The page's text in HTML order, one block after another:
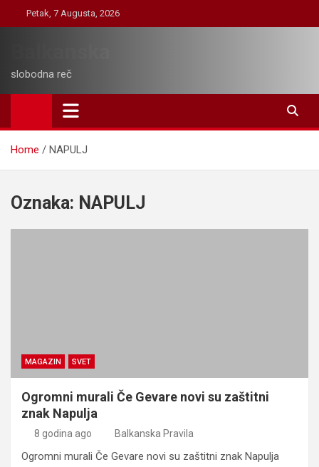
to
Petak, 7 Augusta, 2026
slobodna reč
Home NAPULJ
Oznaka: NAPULJ
MAGAZIN SVET
Ogromni murali Če Gevare novi su zaštitni
znak Napulja
8 godina ago Balkanska Pravila
Ogromni murali Če Gevare novi su zaštitni znak Napulja